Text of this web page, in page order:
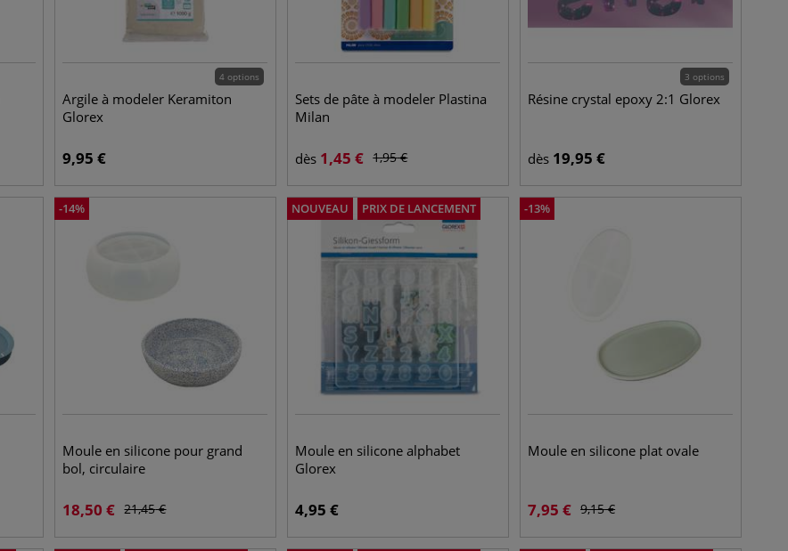
4 options
Argile à modeler Keramiton
Glorex
9,95 €
Sets de pâte à modeler Plastina
Milan
dès 1,45 € 1,95€
3 options
Résine crystal epoxy 2:1 Glorex
dès 19,95 €
-14%
Moule en silicone pour grand
bol, circulaire
18,50 € 21,45€
NOUVEAU PRIX DE LANCEMENT
Moule en silicone alphabet
Glorex
4,95 €
-13%
Moule en silicone plat ovale
7,95 € 9,15€